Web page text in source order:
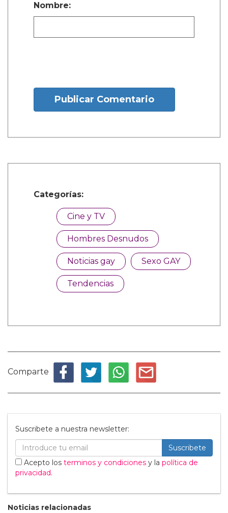
Nombre:
Publicar Comentario
Categorías:
Cine y TV
Hombres Desnudos
Noticias gay Sexo GAY
Tendencias
Comparte
Suscribete a nuestra newsletter:
Suscribete
Acepto los terminos y condiciones y la política de
privacidad.
Noticias relacionadas